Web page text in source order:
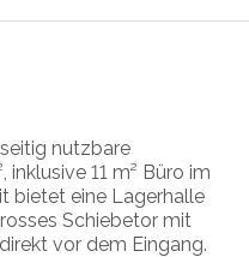
nutzbare
11 m² Büro im
bietet eine Lagerhalle
Schiebetor mit
vor dem Eingang.